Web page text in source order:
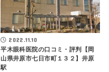
2022.11.10
平木眼科医院の口コミ・評判【岡
山県井原市七日市町１３２】井原
駅